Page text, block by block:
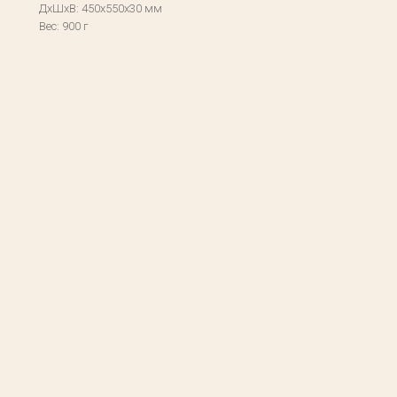
ДxШxВ: 450x550x30 мм
Вес: 900 г